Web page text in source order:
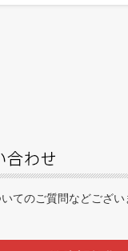
てのご質問などござ